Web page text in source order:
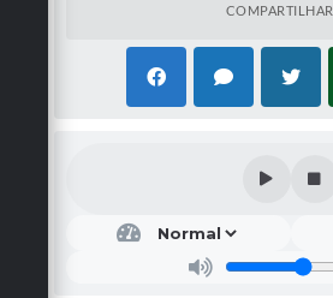
COMPARTILHAR